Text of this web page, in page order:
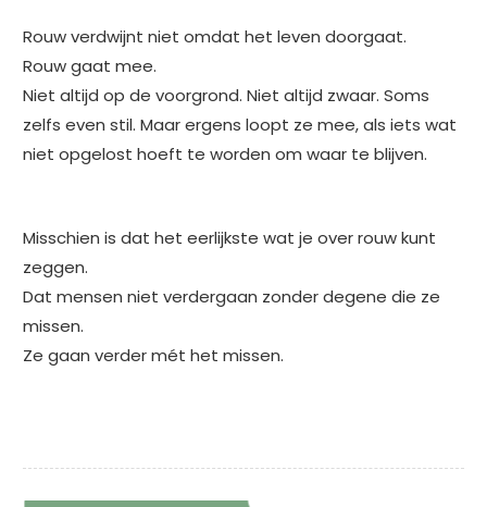
Rouw verdwijnt niet omdat het leven doorgaat.
Rouw gaat mee.
Niet altijd op de voorgrond. Niet altijd zwaar. Soms
zelfs even stil. Maar ergens loopt ze mee, als iets wat
niet opgelost hoeft te worden om waar te blijven.
Misschien is dat het eerlijkste wat je over rouw kunt
zeggen.
Dat mensen niet verdergaan zonder degene die ze
missen.
Ze gaan verder mét het missen.